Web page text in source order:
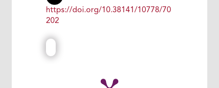
https://doi.org/10.38141/10778/70
202